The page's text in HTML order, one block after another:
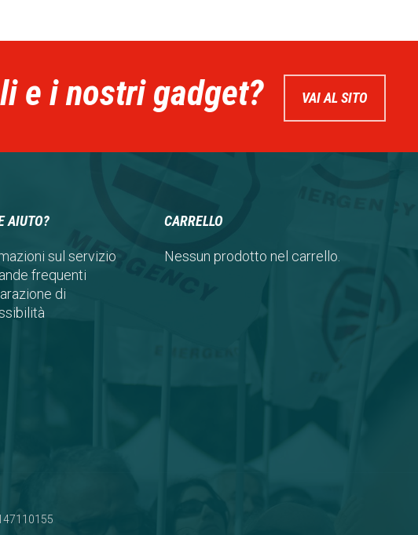
e i nostri gadget? VAI AL SITO
AIUTO?
sul servizio
frequenti
di
CARRELLO
Nessun prodotto nel carrello.